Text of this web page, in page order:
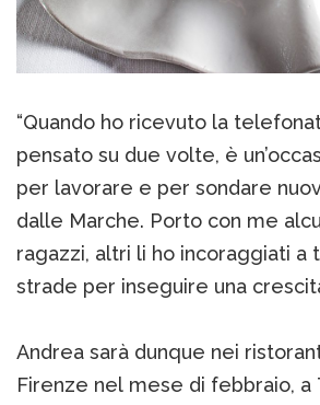
“Quando ho ricevuto la
pensato su due volte, è
per lavorare e per sondare
dalle Marche. Porto con me
ragazzi, altri li ho incoraggiati a
strade per inseguire una
Andrea sarà dunque nei
Firenze nel mese di febbraio, a